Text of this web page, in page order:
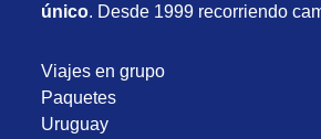
único. Desde 1999 recorriendo
Viajes en grupo
Paquetes
Uruguay